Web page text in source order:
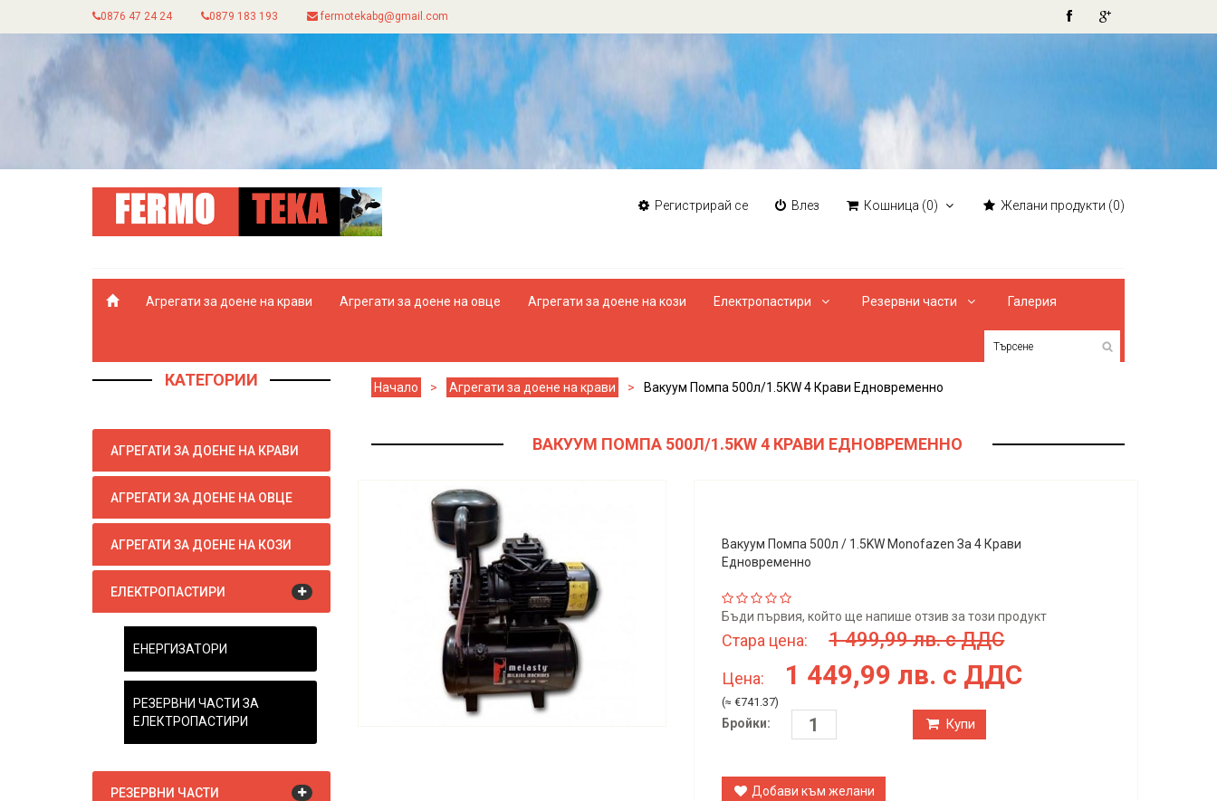
0876 47 24 24 0879 183 193 fermotekabg@gmail.com
Регистрирай се Влез Кошница (0) Желани продукти (0)
Агрегати за доене на крави Агрегати за доене на овце Агрегати за доене на кози Електропастири Резервни части Галерия
КАТЕГОРИИ
АГРЕГАТИ ЗА ДОЕНЕ НА КРАВИ
АГРЕГАТИ ЗА ДОЕНЕ НА ОВЦЕ
АГРЕГАТИ ЗА ДОЕНЕ НА КОЗИ
ЕЛЕКТРОПАСТИРИ
ЕНЕРГИЗАТОРИ
РЕЗЕРВНИ ЧАСТИ ЗА
ЕЛЕКТРОПАСТИРИ
РЕЗЕРВНИ ЧАСТИ
Начало Агрегати за доене на крави Вакуум Помпа 500л/1.5KW 4 Крави Едновременно
ВАКУУМ ПОМПА 500Л/1.5KW 4 КРАВИ ЕДНОВРЕМЕННО
Вакуум Помпа 500л / 1.5KW Monofazen За 4 Крави
Едновременно
Бъди първия, който ще напише отзив за този продукт
Стара цена: 1 499,99 лв. с ДДС
Цена: 1 449,99 лв. с ДДС
(≈ €741.37)
Бройки: Купи
Добави към желани